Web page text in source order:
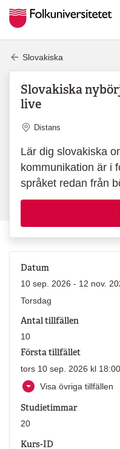
Slovakiska
Slovakiska
live
Plats
Distans
Lär dig slovakiska
kommunikation är i
språket redan från
Datum
10 sep. 2026 - 12 nov.
Torsdag
Antal tillfällen
10
Första tillfället
tors 10 sep. 2026 kl
Visa övriga tillfällen
Studietimmar
20
Kurs-ID